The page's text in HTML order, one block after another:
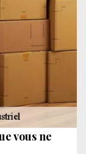
vous ne